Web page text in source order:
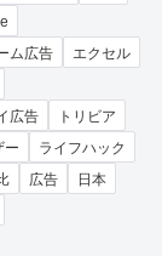
ム広告
エクセル
広告
トリビア
ー
ライフハック
広告
日本